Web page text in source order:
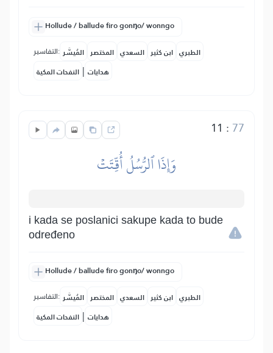
Hollude / ballude firo gonŋo/ wonngo
التفاسير: المُيسَّر المختصر السعدي ابن كثير الطبري
النفحات المكية | هدايات
11 : 77
وَإِذَا ٱلرُّسُلُ أُقِّتَتۡ
i kada se poslanici sakupe kada to bude
određeno
Hollude / ballude firo gonŋo/ wonngo
التفاسير: المُيسَّر المختصر السعدي ابن كثير الطبري
النفحات المكية | هدايات